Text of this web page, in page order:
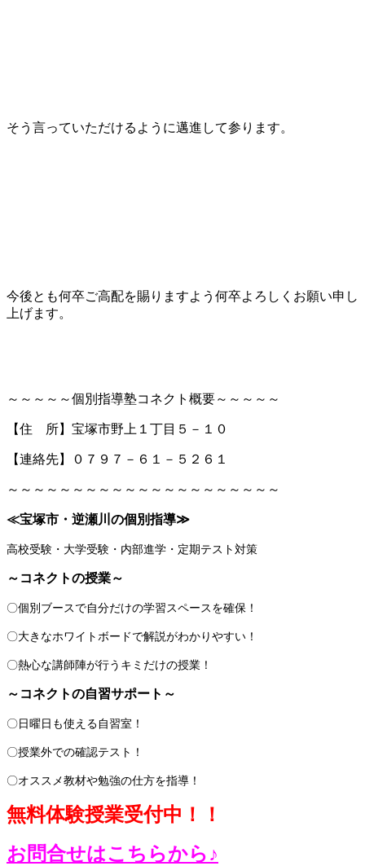
そう言っていただけるように邁進して参ります。
今後とも何卒ご高配を賜りますよう何卒よろしくお願い申し
上げます。
～～～～～個別指導塾コネクト概要～～～～～
【住 所】宝塚市野上１丁目５－１０
【連絡先】０７９７－６１－５２６１
～～～～～～～～～～～～～～～～～～～～～
≪宝塚市・逆瀬川の個別指導≫
高校受験・大学受験・内部進学・定期テスト対策
～コネクトの授業～
〇個別ブースで自分だけの学習スペースを確保！
〇大きなホワイトボードで解説がわかりやすい！
〇熱心な講師陣が行うキミだけの授業！
～コネクトの自習サポート～
〇日曜日も使える自習室！
〇授業外での確認テスト！
〇オススメ教材や勉強の仕方を指導！
無料体験授業受付中！！
お問合せはこちらから♪